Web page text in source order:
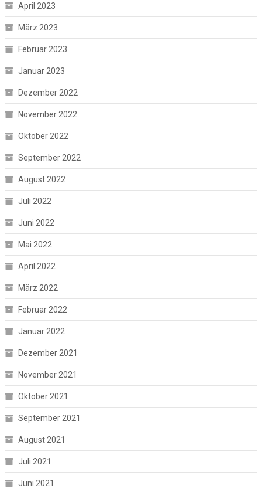
April 2023
März 2023
Februar 2023
Januar 2023
Dezember 2022
November 2022
Oktober 2022
September 2022
August 2022
Juli 2022
Juni 2022
Mai 2022
April 2022
März 2022
Februar 2022
Januar 2022
Dezember 2021
November 2021
Oktober 2021
September 2021
August 2021
Juli 2021
Juni 2021